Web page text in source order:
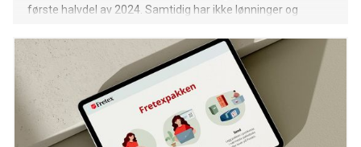
første halvdel av 2024. Samtidig har ikke lønninger og
falt i første halvdel av 2024, og 28 % klarer ikke spare like